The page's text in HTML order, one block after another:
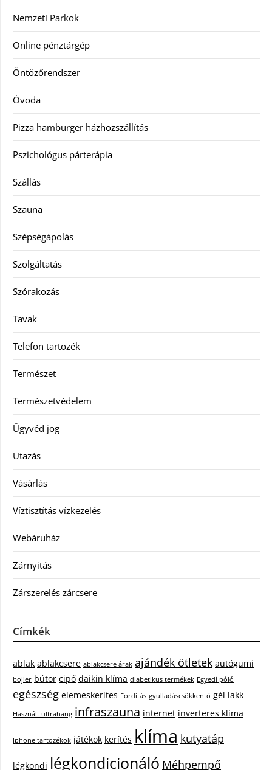
Nemzeti Parkok
Online pénztárgép
Öntözőrendszer
Óvoda
Pizza hamburger házhozszállítás
Pszichológus párterápia
Szállás
Szauna
Szépségápolás
Szolgáltatás
Szórakozás
Tavak
Telefon tartozék
Természet
Természetvédelem
Ügyvéd jog
Utazás
Vásárlás
Víztisztítás vízkezelés
Webáruház
Zárnyitás
Zárszerelés zárcsere
Címkék
ablak ablakcsere ablakcsere árak ajándék ötletek autógumi
bojler bútor cipő daikin klíma diabetikus termékek Egyedi póló
egészség elemeskerites Fordítás gyulladáscsökkentő gél lakk
Használt ultrahang infraszauna internet inverteres klíma
Iphone tartozékok játékok kerítés klíma kutyatáp
légkondi légkondicionáló Méhpempő